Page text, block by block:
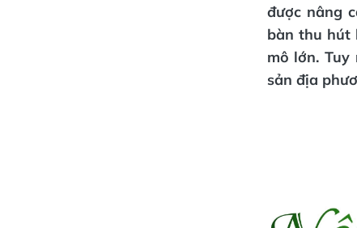
được nâng
bàn thu hút
mô lớn.
sản địa